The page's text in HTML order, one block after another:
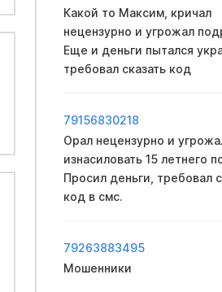
Какой то Максим, кричал
нeцензурно и угpoжал
Еще и деньги пытался
требовал сказать код
79156830218
Opал нeцензурно и
изнacиловать 15 летнего
Просил деньги, требовал
код в смс.
79263883495
Мошенники